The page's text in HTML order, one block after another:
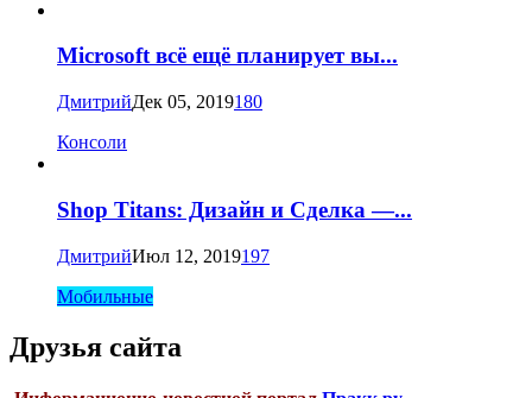
Microsoft всё ещё планирует вы...
ДмитрийДек 05, 2019180
Консоли
Shop Titans: Дизайн и Сделка —...
ДмитрийИюл 12, 2019197
Мобильные
Друзья сайта